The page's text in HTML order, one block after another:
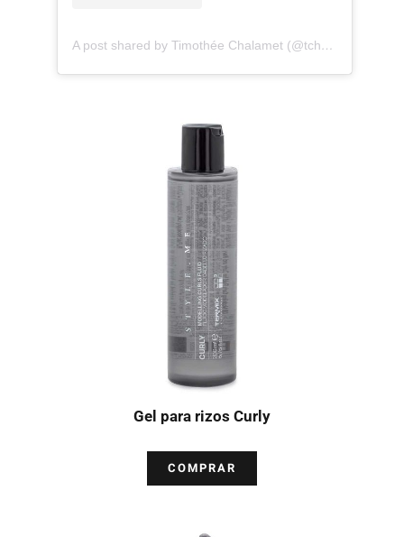
A post shared by Timothée Chalamet (@tchalamet)
Gel para rizos Curly
COMPRAR